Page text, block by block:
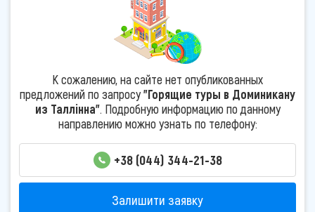
К сожалению, на сайте нет опубликованных
предложений по запросу"Горящие туры в Доминикану
из Таллінна". Подробную информацию по данному
направлению можно узнать по телефону:
+38 (044) 344-21-38
Залишити заявку